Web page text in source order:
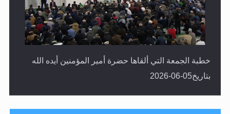
خطبة الجمعة التي ألقاها حضرة أمير المؤمنين أيده الله
بتاريخ05-06-2026